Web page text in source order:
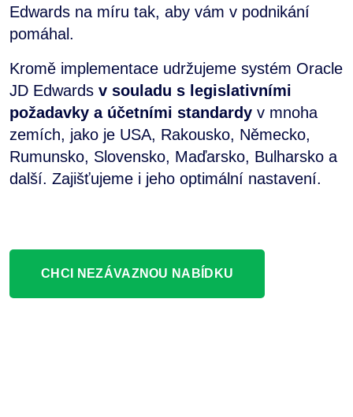
Edwards na míru tak, aby vám v podnikání
pomáhal.
Kromě implementace udržujeme systém Oracle
JD Edwards v souladu s legislativními
požadavky a účetními standardy v mnoha
zemích, jako je USA, Rakousko, Německo,
Rumunsko, Slovensko, Maďarsko, Bulharsko a
další. Zajišťujeme i jeho optimální nastavení.
CHCI NEZÁVAZNOU NABÍDKU